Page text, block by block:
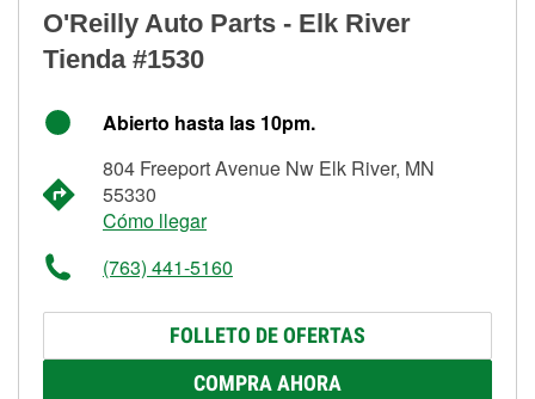
O'Reilly Auto Parts - Elk River
Tienda #1530
Abierto hasta las 10pm.
804 Freeport Avenue Nw Elk River, MN
55330
Cómo llegar
(763) 441-5160
FOLLETO DE OFERTAS
COMPRA AHORA